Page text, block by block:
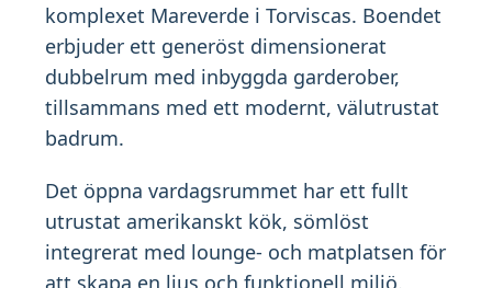
komplexet Mareverde i Torviscas. Boendet
erbjuder ett generöst dimensionerat
dubbelrum med inbyggda garderober,
tillsammans med ett modernt, välutrustat
badrum.
Det öppna vardagsrummet har ett fullt
utrustat amerikanskt kök, sömlöst
integrerat med lounge- och matplatsen för